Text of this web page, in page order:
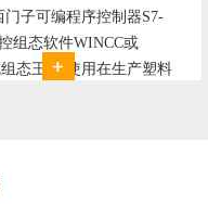
仪表， 西门子可编
200， 工控组态软件
Protool或组态王。